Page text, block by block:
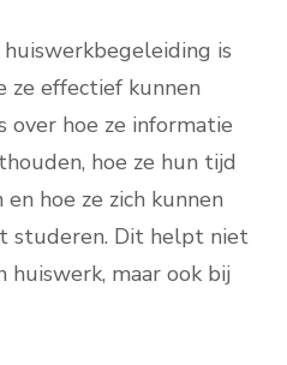
is
ze effectief kunnen
over hoe ze informatie
hoe ze hun tijd
hoe ze zich kunnen
studeren. Dit helpt niet
huiswerk, maar ook bij